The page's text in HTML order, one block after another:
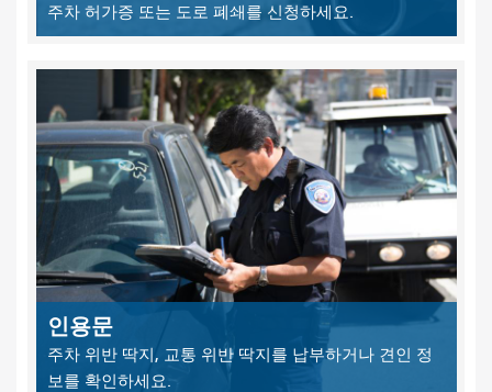
주차 허가증 또는 도로 폐쇄를 신청하세요.
인용문
주차 위반 딱지, 교통 위반 딱지를 납부하거나 견인 정
보를 확인하세요.